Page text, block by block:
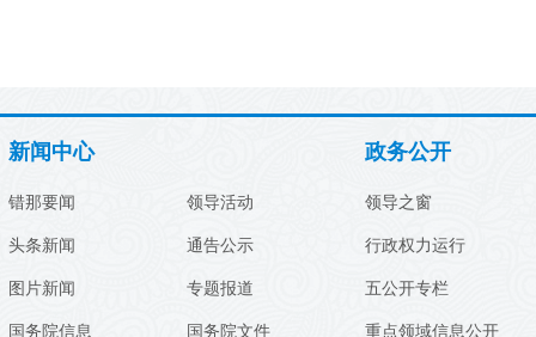
新闻中心
错那要闻
头条新闻
图片新闻
国务院信息
领导活动
通告公示
专题报道
国务院文件
政务公开
领导之窗
行政权力运行
五公开专栏
重点领域信息公开